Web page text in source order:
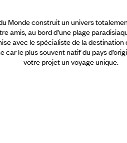
Monde construit un univers
amis, au bord d’une plage
avec le spécialiste de la
car le plus souvent natif du pays
votre projet un voyage unique.